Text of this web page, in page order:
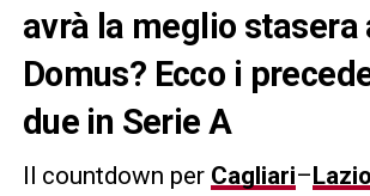
avrà la meglio stasera
Domus? Ecco i
due in Serie A
Il countdown per Cagliari–Lazio